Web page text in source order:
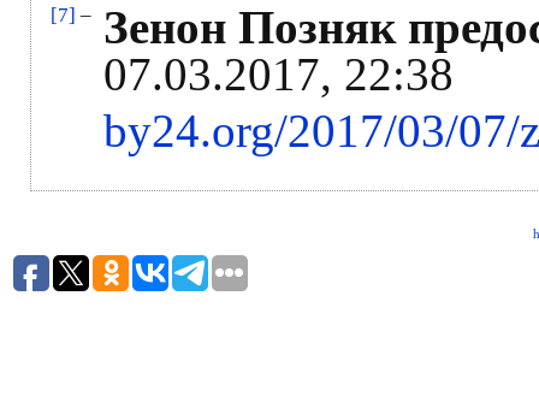
[7] – Зенон Позняк
07.03.2017, 22:38
by24.org/2017/03/07/